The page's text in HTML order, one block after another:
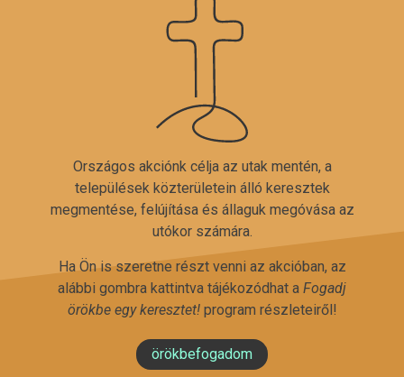
Országos akciónk célja az utak mentén, a
települések közterületein álló keresztek
megmentése, felújítása és állaguk megóvása az
utókor számára.
Ha Ön is szeretne részt venni az akcióban, az
alábbi gombra kattintva tájékozódhat a Fogadj
örökbe egy keresztet!program részleteiről!
örökbefogadom